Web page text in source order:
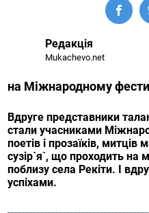
Редакція
Mukachevo.net
на Міжнародному
Вдруге представники
стали учасниками
поетів і прозаїків,
сузір`я`, що проходить на
поблизу села Рекіти. І
успіхами.